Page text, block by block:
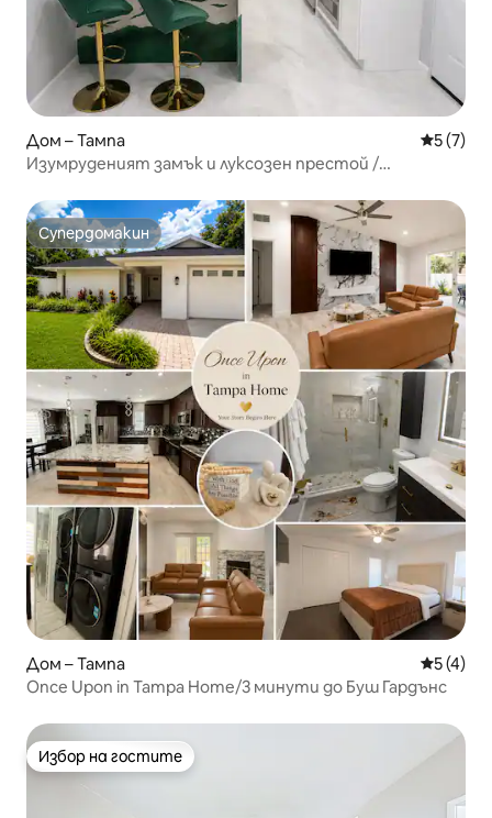
Дом – Тампа Средна
5 (7)
Изумруденият замък и луксозен престой /
Супердомакин
Супердомакин
Дом – Тампа Средна
5 (4)
Once Upon in Tampa Home/3 минути до Буш Гардънс
Избор на гостите
Избор на гостите